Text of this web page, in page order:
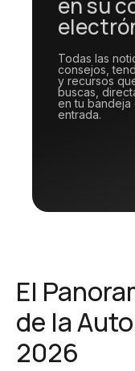
Todas las
consejos,
y recursos
buscas,
en tu bandeja
entrada.
El
de la
2026